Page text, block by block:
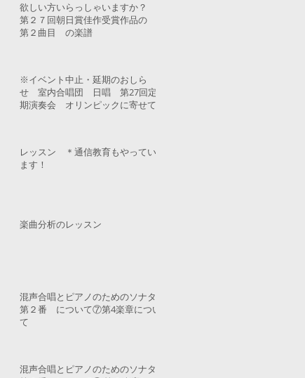
欲しい方いらっしゃいますか？
第２７回朝日賞佳作受賞作品の
第２曲目 の楽譜
※イベント中止・延期のおしら
せ 室内合唱団 日唱 第27回定
期演奏会 オリンピックに寄せて
レッスン ＊通信教育もやってい
ます！
楽曲分析のレッスン
混声合唱とピアノのためのソナタ
第２番 について⑦第4楽章につい
て
混声合唱とピアノのためのソナタ